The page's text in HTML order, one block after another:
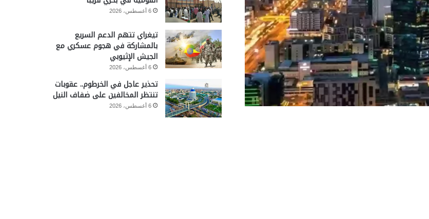
6 أغسطس، 2026
تيغراي تتهم الدعم السريع
بالمشاركة في هجوم عسكري مع
الجيش الإثيوبي
6 أغسطس، 2026
تحذير عاجل في الخرطوم.. عقوبات
تنتظر المخالفين على ضفاف النيل
6 أغسطس، 2026